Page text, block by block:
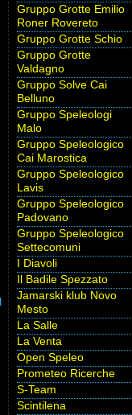
Gruppo Grotte Emilio
Roner Rovereto
Gruppo Grotte Schio
Gruppo Grotte
Valdagno
Gruppo Solve Cai
Belluno
Gruppo Speleologi
Malo
Gruppo Speleologico
Cai Marostica
Gruppo Speleologico
Lavis
Gruppo Speleologico
Padovano
Gruppo Speleologico
Settecomuni
I Diavoli
Il Badile Spezzato
Jamarski klub Novo
Mesto
La Salle
La Venta
Open Speleo
Prometeo Ricerche
S-Team
Scintilena